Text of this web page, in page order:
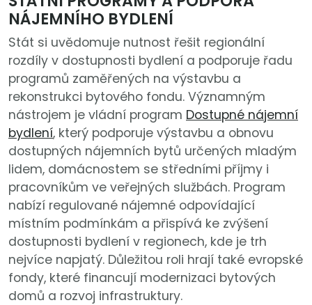
NÁJEMNÍHO BYDLENÍ
Stát si uvědomuje nutnost řešit regionální
rozdíly v dostupnosti bydlení a podporuje řadu
programů zaměřených na výstavbu a
rekonstrukci bytového fondu. Významným
nástrojem je vládní program Dostupné nájemní
bydlení, který podporuje výstavbu a obnovu
dostupných nájemních bytů určených mladým
lidem, domácnostem se středními příjmy i
pracovníkům ve veřejných službách. Program
nabízí regulované nájemné odpovídající
místním podmínkám a přispívá ke zvýšení
dostupnosti bydlení v regionech, kde je trh
nejvíce napjatý. Důležitou roli hrají také evropské
fondy, které financují modernizaci bytových
domů a rozvoj infrastruktury.